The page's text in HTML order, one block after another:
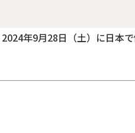
年9月28日（土）に日本